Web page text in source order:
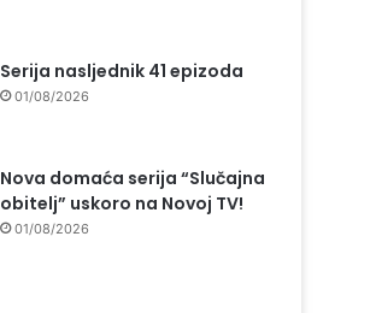
Serija nasljednik 41 epizoda
01/08/2026
Nova domaća serija “Slučajna
obitelj” uskoro na Novoj TV!
01/08/2026